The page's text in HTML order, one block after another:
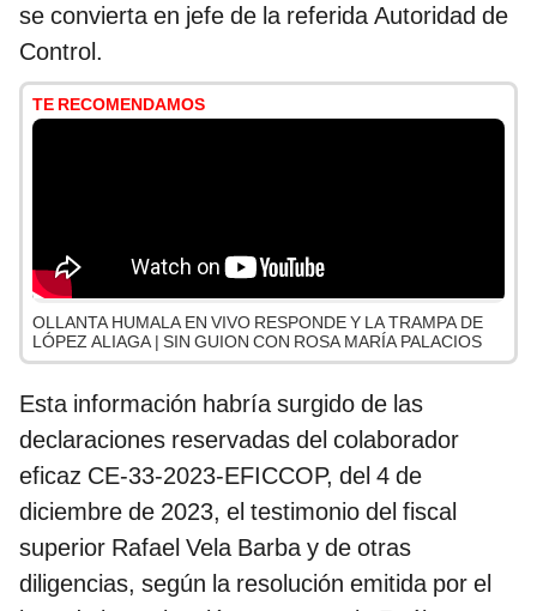
se convierta en jefe de la referida Autoridad de
Control.
TE RECOMENDAMOS
OLLANTA HUMALA EN VIVO RESPONDE Y LA TRAMPA DE
LÓPEZ ALIAGA | SIN GUION CON ROSA MARÍA PALACIOS
Esta información habría surgido de las
declaraciones reservadas del colaborador
eficaz CE-33-2023-EFICCOP, del 4 de
diciembre de 2023, el testimonio del fiscal
superior Rafael Vela Barba y de otras
diligencias, según la resolución emitida por el